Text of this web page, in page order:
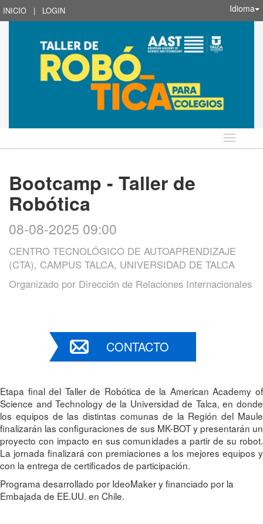
INICIO | LOGIN Idioma
Idioma
Bootcamp - Taller de
Robótica
08-08-2025 09:00
CENTRO TECNOLÓGICO DE AUTOAPRENDIZAJE
(CTA), CAMPUS TALCA, UNIVERSIDAD DE TALCA
Organizado por Dirección de Relaciones Internacionales
CONTACTO
Etapa final del Taller de Robótica de la American Academy of
Science and Technology de la Universidad de Talca, en donde
los equipos de las distintas comunas de la Región del Maule
finalizarán las configuraciones de sus MK-BOT y presentarán un
proyecto con impacto en sus comunidades a partir de su robot.
La jornada finalizará con premiaciones a los mejores equipos y
con la entrega de certificados de participación.
Programa desarrollado por IdeoMaker y financiado por la
Embajada de EE.UU. en Chile.